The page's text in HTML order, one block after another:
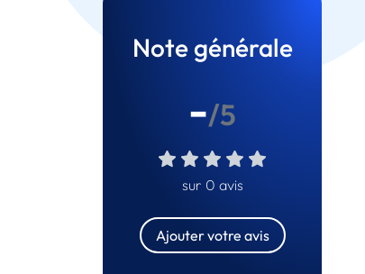
Note générale
-/5
sur 0 avis
Ajouter votre avis